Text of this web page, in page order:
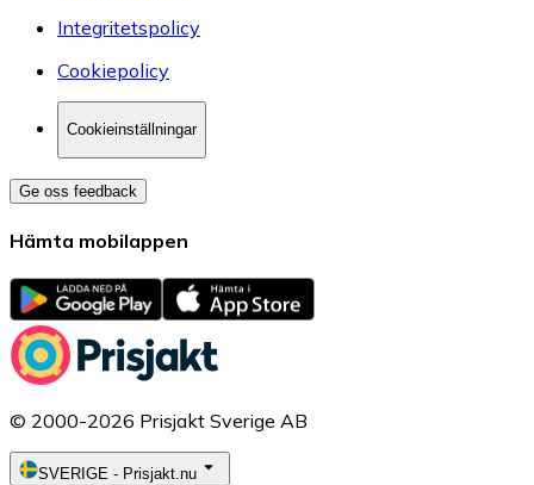
Integritetspolicy
Cookiepolicy
Cookieinställningar
Ge oss feedback
Hämta mobilappen
© 2000-2026 Prisjakt Sverige AB
SVERIGE - Prisjakt.nu